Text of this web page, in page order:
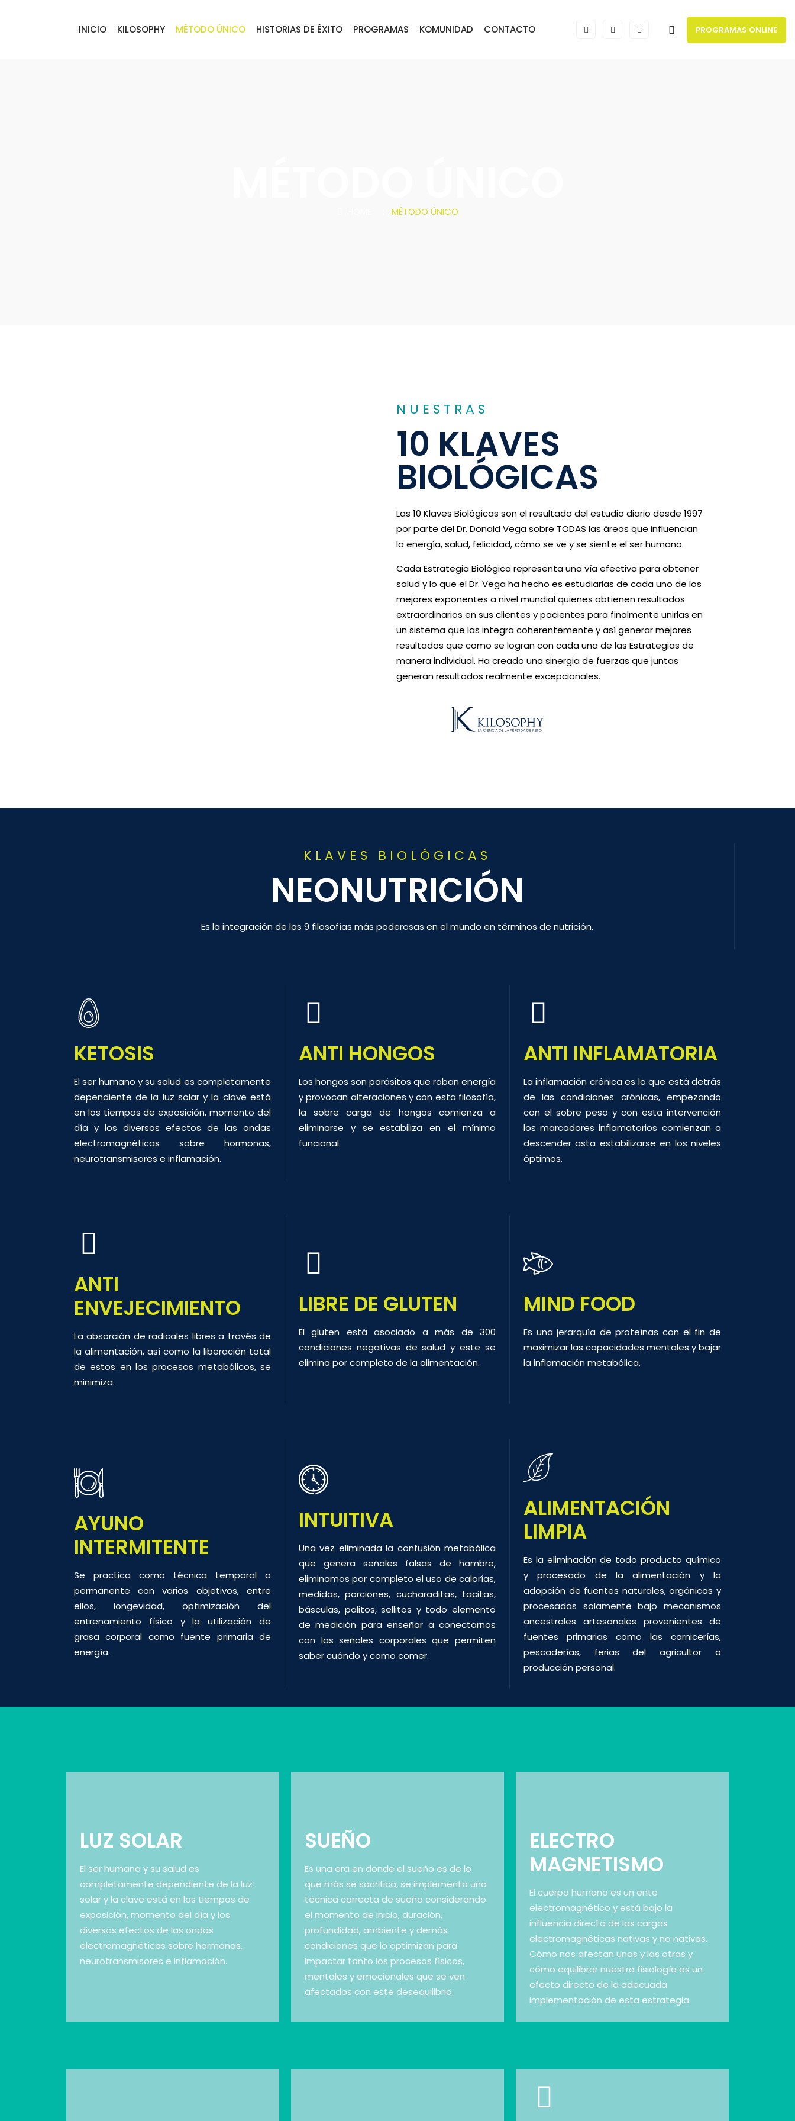
PROGRAMAS ONLINE
INICIO KILOSOPHY MÉTODO ÚNICO HISTORIAS DE ÉXITO PROGRAMAS KOMUNIDAD CONTACTO
MÉTODO ÚNICO
NUESTRAS
10 KLAVES
BIOLÓGICAS
Las 10 Klaves Biológicas son el resultado del estudio diario desde 1997
por parte del Dr. Donald Vega sobre TODAS las áreas que influencian
la energía, salud, felicidad, cómo se ve y se siente el ser humano.
Cada Estrategia Biológica representa una vía efectiva para obtener
salud y lo que el Dr. Vega ha hecho es estudiarlas de cada uno de los
mejores exponentes a nivel mundial quienes obtienen resultados
extraordinarios en sus clientes y pacientes para finalmente unirlas en
un sistema que las integra coherentemente y así generar mejores
resultados que como se lograncon cada una de las Estrategias de
manera individual. Ha creado una sinergia de fuerzas que juntas
generan resultados realmente excepcionales.
KLAVES BIOLÓGICAS
NEONUTRICIÓN
Es la integración de las 9 filosofías más poderosas en el mundo en términos de nutrición.
KETOSIS
El ser humano y su salud es completamente
dependiente de la luz solar y la clave está
en los tiempos de exposición, momento del
día y los diversos efectos de las ondas
electromagnéticas sobre hormonas,
neurotransmisores e inflamación.
ANTI HONGOS
Los hongos son parásitos que roban energía
y provocan alteraciones y con esta filosofía,
la sobre carga de hongos comienza a
eliminarse y se estabiliza en el mínimo
funcional.
ANTI INFLAMATORIA
La inflamación crónica es lo que está detrás
de las condiciones crónicas, empezando
con el sobre peso y con esta intervención
los marcadores inflamatorios comienzan a
descender asta estabilizarse en los niveles
óptimos.
ANTI
ENVEJECIMIENTO
La absorción de radicales libres a través de
la alimentación, así como la liberación total
de estos en los procesos metabólicos, se
minimiza.
LIBRE DE GLUTEN
El gluten está asociado a más de 300
condiciones negativas de salud y este se
elimina por completo de la alimentación.
MIND FOOD
Es una jerarquía de proteínas con el fin de
maximizar las capacidades mentales y bajar
la inflamación metabólica.
AYUNO
INTERMITENTE
Se practica como técnica temporal o
permanente con varios objetivos, entre
ellos, longevidad, optimización del
entrenamiento físico y la utilización de
grasa corporal como fuente primaria de
energía.
INTUITIVA
Una vez eliminada la confusión metabólica
que genera señales falsas de hambre,
eliminamos por completo el uso de calorías,
medidas, porciones, cucharaditas, tacitas,
básculas, palitos, sellitos y todo elemento
de medición para enseñar a conectarnos
con las señales corporales que permiten
saber cuándo y como comer.
ALIMENTACIÓN
LIMPIA
Es la eliminación de todo producto químico
y procesado de la alimentación y la
adopción de fuentes naturales, orgánicas y
procesadas solamente bajo mecanismos
ancestrales artesanales provenientes de
fuentes primarias como las carnicerías,
pescaderías, ferias del agricultor o
producción personal.
LUZ SOLAR
El ser humano y su salud es
completamente dependiente de la luz
solar y la clave está en los tiempos de
exposición, momento del día y los
diversos efectos de las ondas
electromagnéticas sobre hormonas,
neurotransmisores e inflamación.
SUEÑO
Es una era en donde el sueño es de lo
que más se sacrifica, se implementa una
técnica correcta de sueño considerando
el momento de inicio, duración,
profundidad, ambiente y demás
condiciones que lo optimizan para
impactar tanto los procesos físicos,
mentales y emocionales que se ven
afectados con este desequilibrio.
ELECTRO
MAGNETISMO
El cuerpo humano es un ente
electromagnético y está bajo la
influencia directa de las cargas
electromagnéticas nativas y no nativas.
Cómo nos afectan unas y las otras y
cómo equilibrar nuestra fisiología es un
efecto directo de la adecuada
implementación de esta estrategia.